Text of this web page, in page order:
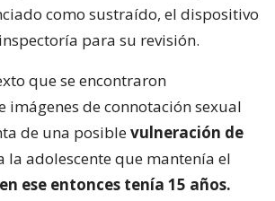
como sustraído, el dispositivo
para su revisión.
que se encontraron
imágenes de connotación sexual
de una posiblevulneración de
la adolescente que mantenía el
ese entonces tenía 15 años.